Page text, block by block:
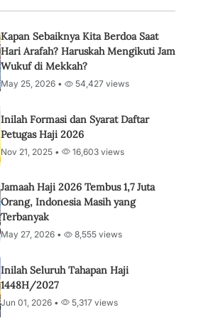
Kapan Sebaiknya Kita Berdoa Saat
Hari Arafah? Haruskah Mengikuti Jam
Wukuf di Mekkah?
May 25, 2026 • 54,427 views
Inilah Formasi dan Syarat Daftar
Petugas Haji 2026
Nov 21, 2025 • 16,603 views
Jamaah Haji 2026 Tembus 1,7 Juta
Orang, Indonesia Masih yang
Terbanyak
May 27, 2026 • 8,555 views
Inilah Seluruh Tahapan Haji
1448H/2027
Jun 01, 2026 • 5,317 views